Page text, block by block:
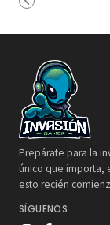
Prepárate para la
único que importa,
esto recién
SÍGUENOS